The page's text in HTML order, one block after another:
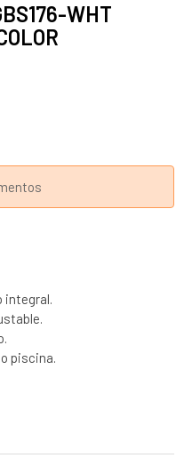
WHT
integral.
piscina.